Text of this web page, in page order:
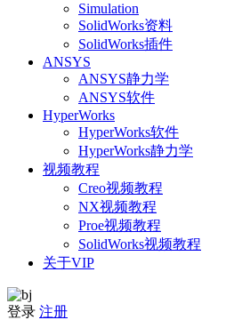
Simulation
SolidWorks资料
SolidWorks插件
ANSYS
ANSYS静力学
ANSYS软件
HyperWorks
HyperWorks软件
HyperWorks静力学
视频教程
Creo视频教程
NX视频教程
Proe视频教程
SolidWorks视频教程
关于VIP
登录 注册